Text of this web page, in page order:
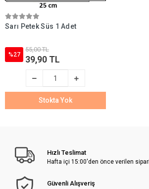
Sarı Petek Süs 1 Adet
%27
55,00 TL
39,90 TL
Stokta Yok
Hızlı Teslimat
Hafta içi 15:00'den önce verilen
Güvenli Alışveriş